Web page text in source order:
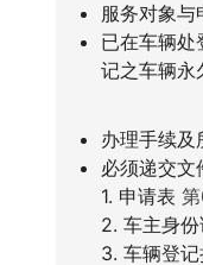
服务对象与
已在车辆处
记之车辆永
办理手续及
必须递交文
1. 申请表
2. 车主身份
3. 车辆登记